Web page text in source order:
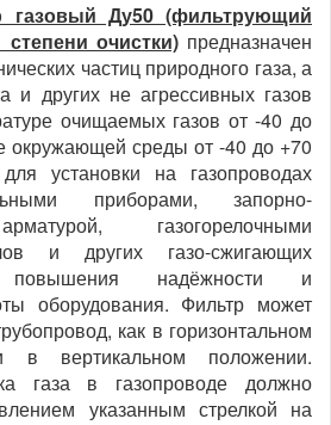
газовый Ду50 (фильтрующий
очистки)предназначен
частиц природного газа, а
и других не агрессивных газов
очищаемых газов от -40 до
окружающей среды от -40 до +70
установки на газопроводах
приборами, запорно-
газогорелочными
и других газо-сжигающих
надёжности и
оборудования. Фильтр может
как в горизонтальном
в вертикальном положении.
газа в газопроводе должно
указанным стрелкой на